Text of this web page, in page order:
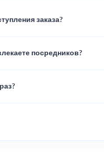
заказа?
посредников?